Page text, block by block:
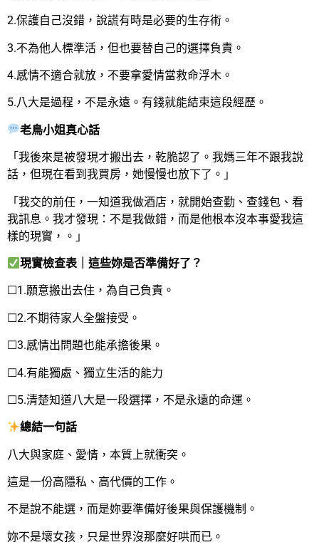
2.保護自己沒錯，說謊有時是必要的生存術。
3.不為他人標準活，但也要替自己的選擇負責。
4.感情不適合就放，不要拿愛情當救命浮木。
5.八大是過程，不是永遠。有錢就能結束這段經歷。
老鳥小姐真心話
「我後來是被發現才搬出去，乾脆認了。我媽三年不跟我說
話，但現在看到我買房，她慢慢也放下了。」
「我交的前任，一知道我做酒店，就開始查勤、查錢包、看
我訊息。我才發現：不是我做錯，而是他根本沒本事愛我這
樣的現實，。」
現實檢查表｜這些妳是否準備好了？
☐1.願意搬出去住，為自己負責。
☐2.不期待家人全盤接受。
☐3.感情出問題也能承擔後果。
☐4.有能獨處、獨立生活的能力
☐5.清楚知道八大是一段選擇，不是永遠的命運。
總結一句話
八大與家庭、愛情，本質上就衝突。
這是一份高隱私、高代價的工作。
不是說不能選，而是妳要準備好後果與保護機制。
妳不是壞女孩，只是世界沒那麼好哄而已。